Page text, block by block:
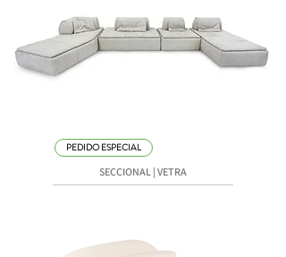
PEDIDO ESPECIAL
SECCIONAL | VETRA